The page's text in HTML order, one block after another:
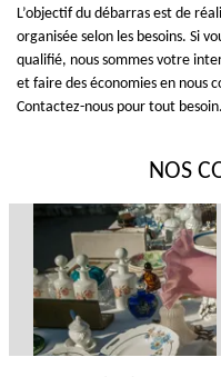
L’objectif du débarras est de
organisée selon les besoins. Si
qualifié, nous sommes votre
et faire des économies en nous
Contactez-nous pour tout besoin.
NOS